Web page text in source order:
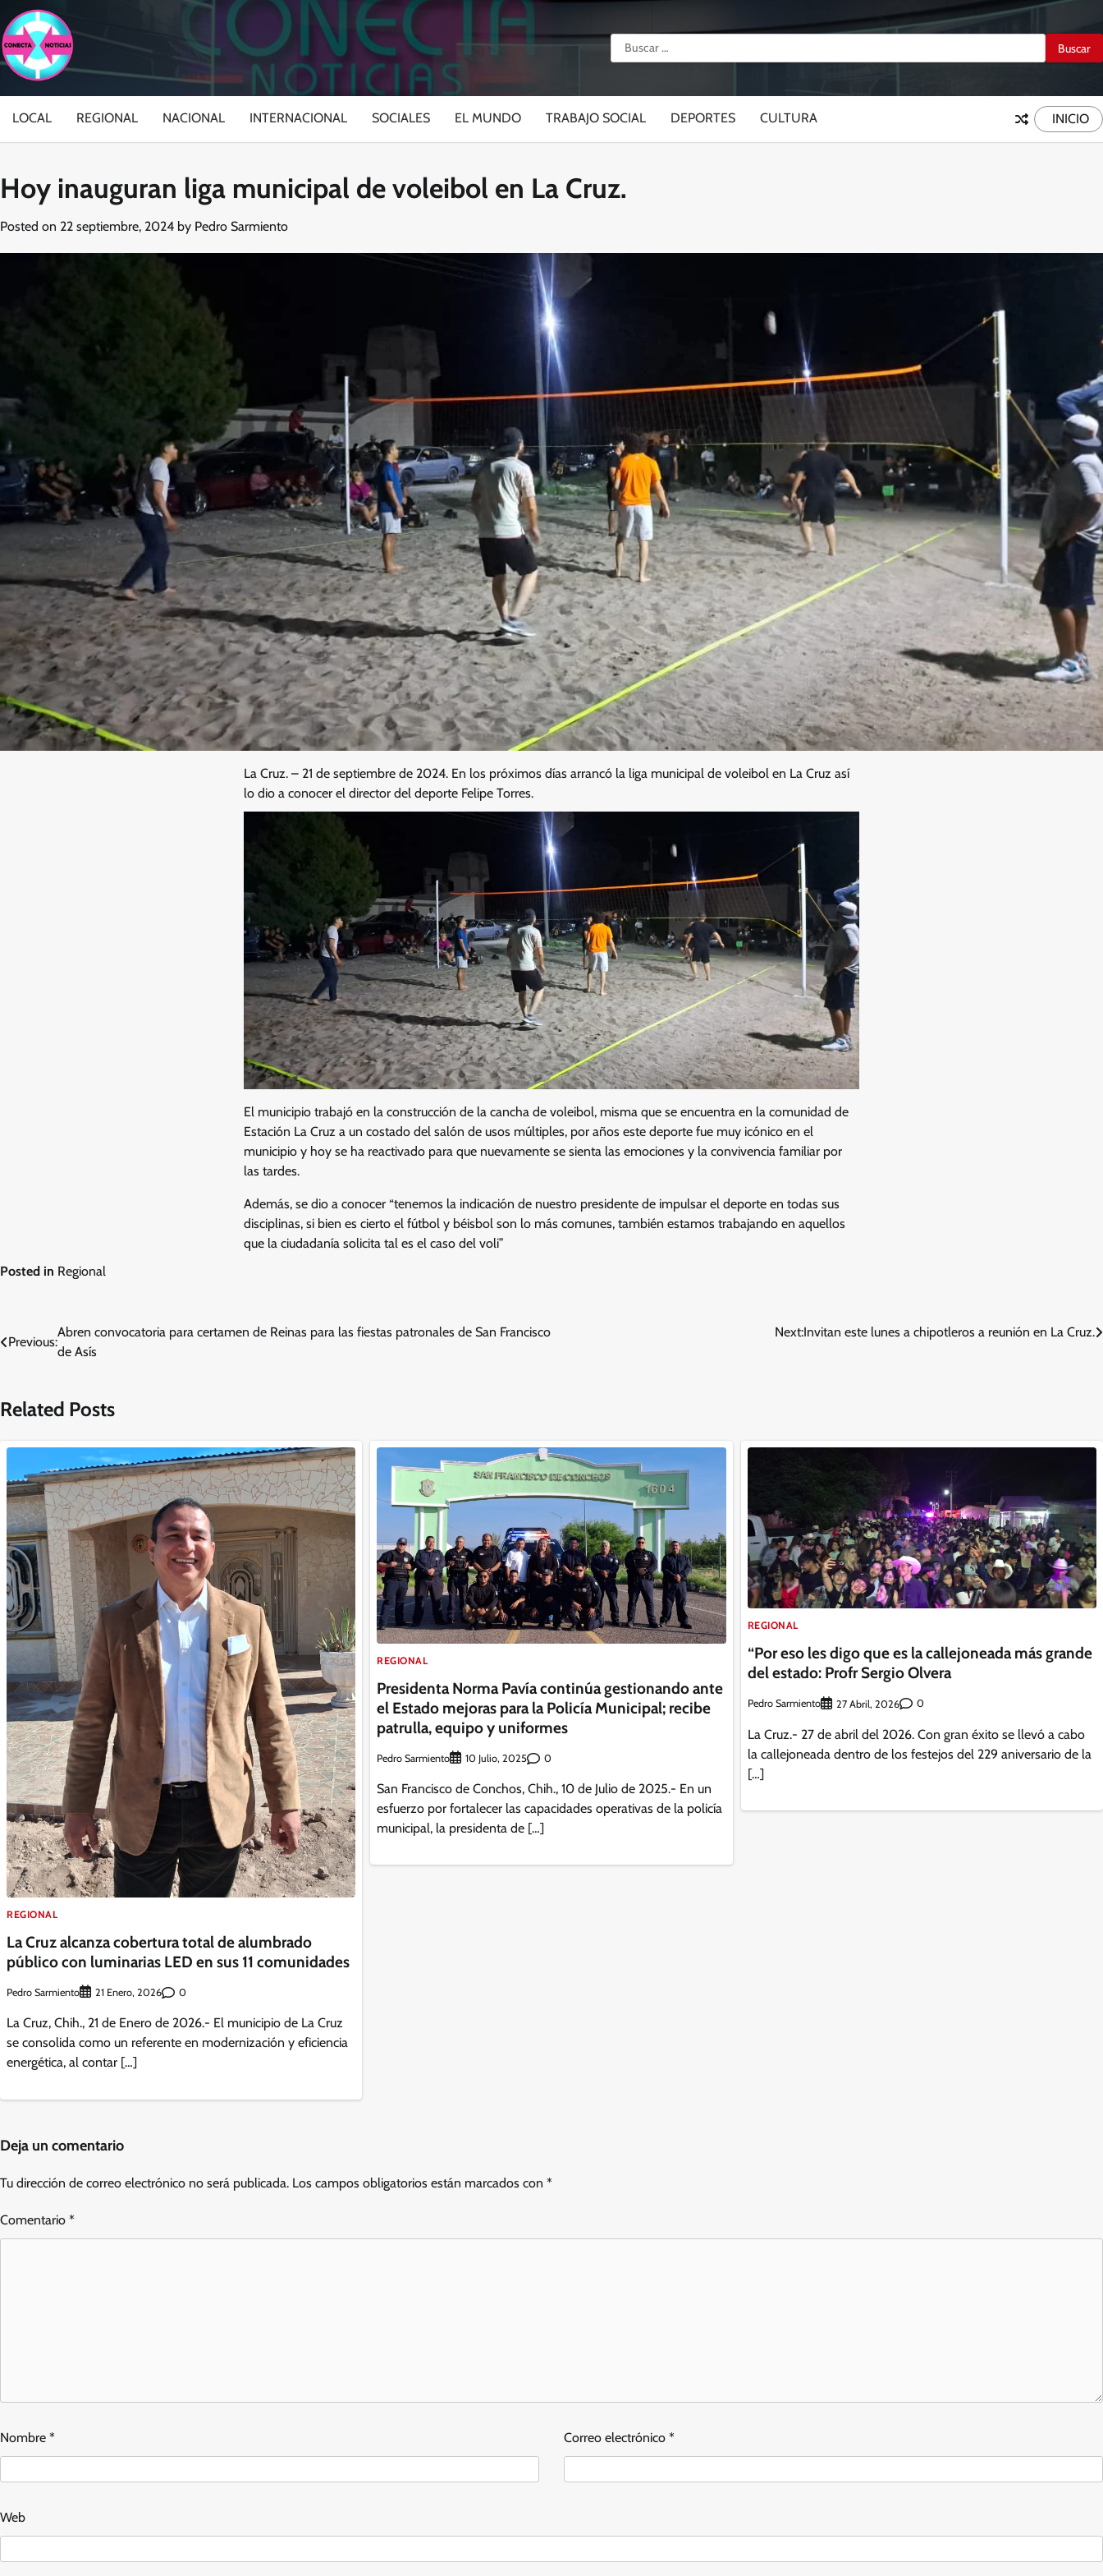
to
content
Buscar:
LOCAL REGIONAL NACIONAL INTERNACIONAL SOCIALES EL MUNDO TRABAJO SOCIAL DEPORTES CULTURA INICIO
Hoy inauguran liga municipal de voleibol en La Cruz.
Posted on 22 septiembre, 2024 by Pedro Sarmiento
La Cruz. – 21 de septiembre de 2024. En los próximos días arrancó la liga municipal de voleibol en La Cruz así
lo dio a conocer el director del deporte Felipe Torres.
El municipio trabajó en la construcción de la cancha de voleibol, misma que se encuentra en la comunidad de
Estación La Cruz a un costado del salón de usos múltiples, por años este deporte fue muy icónico en el
municipio y hoy se ha reactivado para que nuevamente se sienta las emociones y la convivencia familiar por
las tardes.
Además, se dio a conocer “tenemos la indicación de nuestro presidente de impulsar el deporte en todas sus
disciplinas, si bien es cierto el fútbol y béisbol son lo más comunes, también estamos trabajando en aquellos
que la ciudadanía solicita tal es el caso del voli”
Posted in Regional
Navegación
Previous:
Abren convocatoria para certamen de Reinas para las fiestas patronales de San Francisco
de Asís
Next:Invitan este lunes a chipotleros a reunión en La Cruz.
Related Posts
REGIONAL
La Cruz alcanza cobertura total de alumbrado
público con luminarias LED en sus 11 comunidades
Pedro Sarmiento 21 Enero, 2026 0
La Cruz, Chih., 21 de Enero de 2026.- El municipio de La Cruz
se consolida como un referente en modernización y eficiencia
energética, al contar […]
REGIONAL
Presidenta Norma Pavía continúa gestionando ante
el Estado mejoras para la Policía Municipal; recibe
patrulla, equipo y uniformes
Pedro Sarmiento 10 Julio, 2025 0
San Francisco de Conchos, Chih., 10 de Julio de 2025.- En un
esfuerzo por fortalecer las capacidades operativas de la policía
municipal, la presidenta de […]
REGIONAL
“Por eso les digo que es la callejoneada más grande
del estado: Profr Sergio Olvera
Pedro Sarmiento 27 Abril, 2026 0
La Cruz.- 27 de abril del 2026. Con gran éxito se llevó a cabo
la callejoneada dentro de los festejos del 229 aniversario de la
[…]
Deja un comentario
Tu dirección de correo electrónico no será publicada. Los campos obligatorios están marcados con *
Comentario *
Nombre * Correo electrónico *
Web